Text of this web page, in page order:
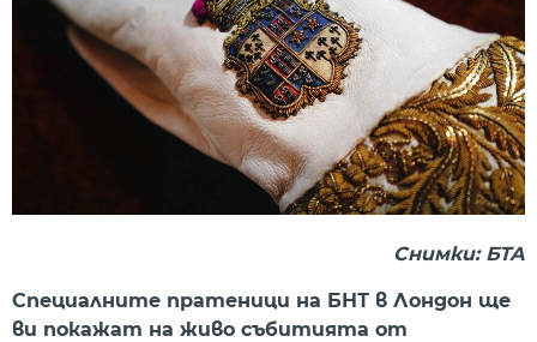
Снимки: БТА
Специалните пратеници на БНТ в Лондон ще
ви покажат на живо събитията от